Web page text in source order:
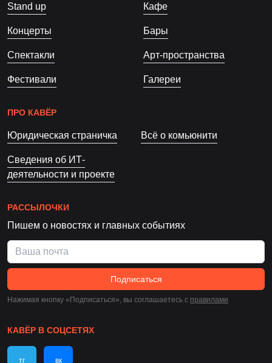
Stand up
Концерты
Спектакли
Фестивали
Кафе
Бары
Арт-пространства
Галереи
ПРО КАВЁР
Юридическая страничка Всё о комьюнити
Сведения об ИТ-
деятельности и проекте
РАССЫЛОЧКИ
Пишем о новостях и главных событиях
Подписаться
Нажимая кнопку «Подписаться», вы соглашаетесь c правилами
КАВЁР В СОЦСЕТЯХ
тг вк